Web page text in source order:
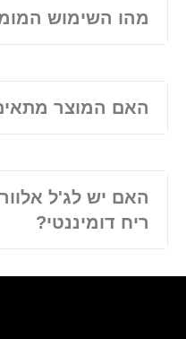
מהו השימוש
האם המוצר
האם יש לג'ל
ריח דומיננטי?